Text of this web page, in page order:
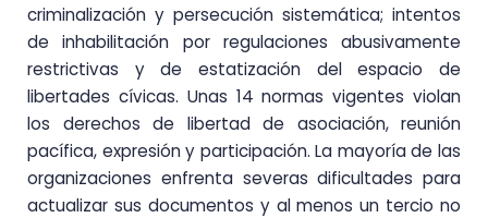
criminalización y persecución sistemática; intentos
de inhabilitación por regulaciones abusivamente
restrictivas y de estatización del espacio de
libertades cívicas. Unas 14 normas vigentes violan
los derechos de libertad de asociación, reunión
pacífica, expresión y participación. La mayoría de las
organizaciones enfrenta severas dificultades para
actualizar sus documentos y al menos un tercio no